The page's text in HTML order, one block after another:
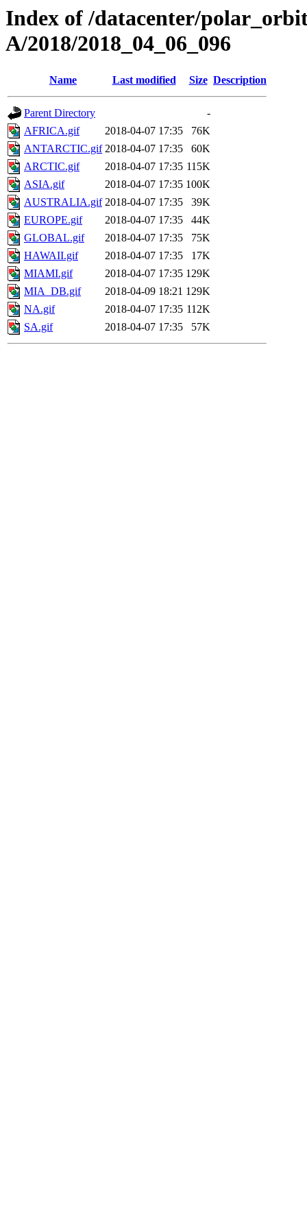
Index of /datacenter/
A/2018/2018_04_06_096
Name Last modified Size Description
Parent Directory
-
AFRICA.gif
2018-04-07 17:35
76K
ANTARCTIC.gif 2018-04-07 17:35
60K
ARCTIC.gif
2018-04-07 17:35 115K
ASIA.gif
2018-04-07 17:35 100K
AUSTRALIA.gif 2018-04-07 17:35
39K
EUROPE.gif
2018-04-07 17:35
44K
GLOBAL.gif
2018-04-07 17:35
75K
HAWAII.gif
2018-04-07 17:35
17K
MIAMI.gif
2018-04-07 17:35 129K
MIA_DB.gif
2018-04-09 18:21 129K
NA.gif
2018-04-07 17:35 112K
SA.gif
2018-04-07 17:35 57K